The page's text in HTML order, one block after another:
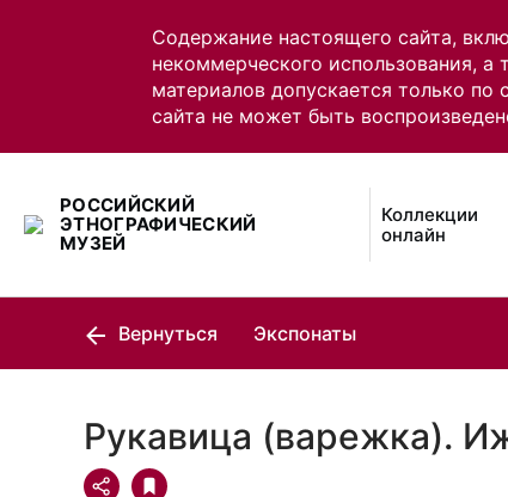
Содержание настоящего сайта,
некоммерческого использования,
материалов допускается только
сайта не может быть
РОССИЙСКИЙ
ЭТНОГРАФИЧЕСКИЙ
МУЗЕЙ
Коллекции
онлайн
Вернуться Экспонаты
Рукавица (варежка).